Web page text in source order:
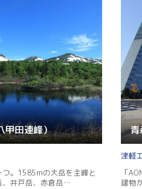
甲田連峰）
つ。1585mの大岳を主峰と
、井戸岳、赤倉岳…
青
津軽
「
建物